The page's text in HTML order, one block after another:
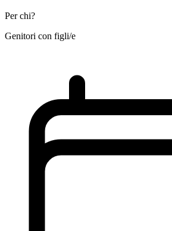
Per chi?
Genitori con figli/e